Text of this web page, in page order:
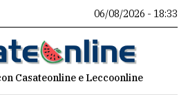
06/08/2026 - 18:33
Casateonline e Leccoonline